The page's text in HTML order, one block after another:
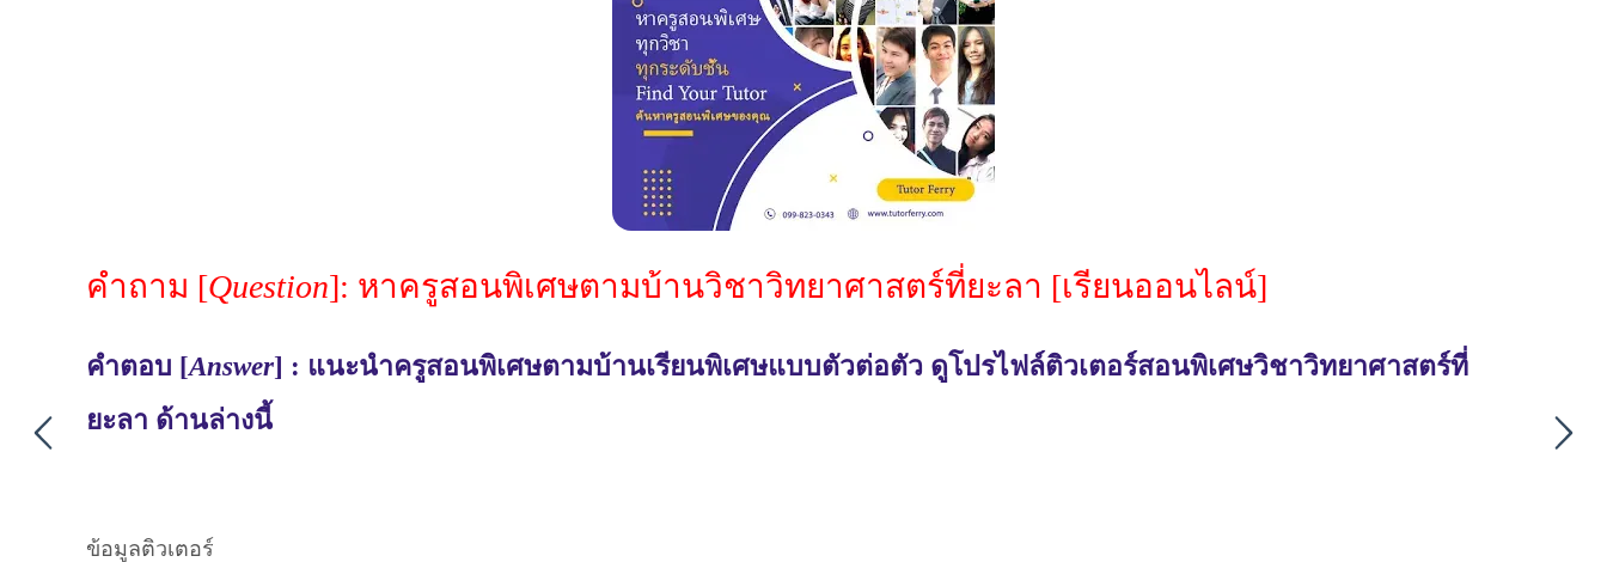
คำถาม [Question]: หาครูสอนพิเศษตามบ้านวิชาวิทยาศาสตร์ที่ยะลา [เรียนออนไลน์]
คำตอบ [Answer] : แนะนำครูสอนพิเศษตามบ้านเรียนพิเศษแบบตัวต่อตัว ดูโปรไฟล์ติวเตอร์สอนพิเศษวิชาวิทยาศาสตร์ที่
ยะลา ด้านล่างนี้
ข้อมูลติวเตอร์